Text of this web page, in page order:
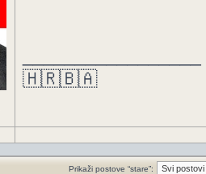
🇭🇷🇧🇦
Prikaži postove “stare”: